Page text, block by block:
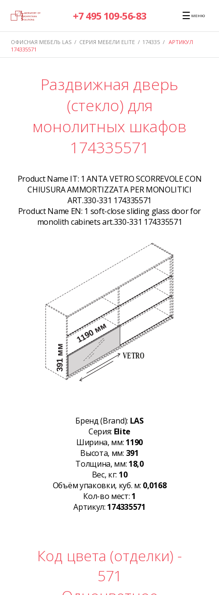
+7 495 109-56-83 ☰ МЕНЮ
ОФИСНАЯ МЕБЕЛЬ LAS / СЕРИЯ МЕБЕЛИ ELITE / 174335 / АРТИКУЛ
174335571
Раздвижная дверь
(стекло) для
монолитных шкафов
174335571
Product Name IT: 1 ANTA VETRO SCORREVOLE CON
CHIUSURA AMMORTIZZATA PER MONOLITICI
ART.330-331 174335571
Product Name EN: 1 soft-close sliding glass door for
monolith cabinets art.330-331 174335571
Бренд (Brand): LAS
Серия: Elite
Ширина, мм: 1190
Высота, мм: 391
Толщина, мм: 18,0
Вес, кг: 10
Объём упаковки, куб. м: 0,0168
Кол-во мест: 1
Артикул: 174335571
Код цвета (отделки) -
571